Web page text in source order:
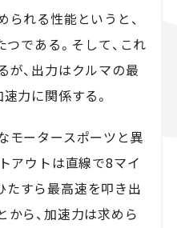
れる性能というと、
である。そして、これ
が、出力はクルマの最
力に関係する。
モータースポーツと異
アウトは直線で8マイ
すら最高速を叩き出
ら、加速力は求めら